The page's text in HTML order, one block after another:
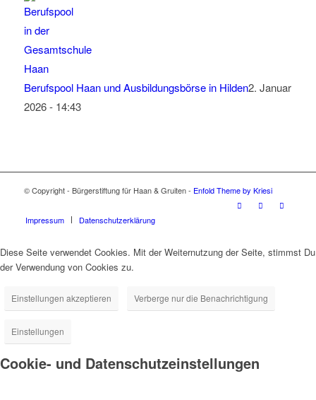
Berufspool Haan und Ausbildungsbörse in Hilden2. Januar
2026 - 14:43
© Copyright - Bürgerstiftung für Haan & Gruiten - Enfold Theme by Kriesi
Impressum Datenschutzerklärung
Diese Seite verwendet Cookies. Mit der Weiternutzung der Seite, stimmst Du
der Verwendung von Cookies zu.
Einstellungen akzeptieren Verberge nur die Benachrichtigung
Einstellungen
Cookie- und Datenschutzeinstellungen